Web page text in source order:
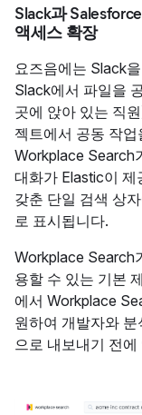
Slack과
액세스 확장
요즈음에는 Slack
Slack에서 파일을
곳에 앉아 있는 직
젝트에서 공동 작
Workplace Search
대화가 Elastic이
갖춘 단일 검색 상
로 표시됩니다.
Workplace Search
용할 수 있는 기본
에서 Workplace
원하여 개발자와
으로 내보내기 전